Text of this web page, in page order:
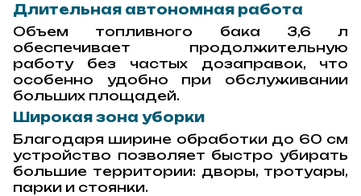
Длительная автономная работа
Объем топливного бака 3,6 л
обеспечивает продолжительную
работу без частых дозаправок, что
особенно удобно при обслуживании
больших площадей.
Широкая зона уборки
Благодаря ширине обработки до 60 см
устройство позволяет быстро убирать
большие территории: дворы, тротуары,
парки и стоянки.